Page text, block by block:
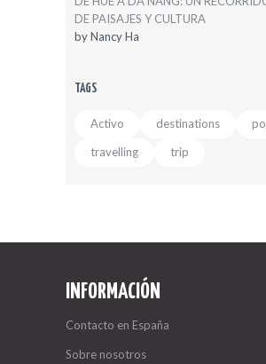
DE PAISAJES Y CULTURA
byNancy Ha
TAGS
Activo destinations
travelling
trip
INFORMACIÓN
Contacto en España
Sobre nosotros